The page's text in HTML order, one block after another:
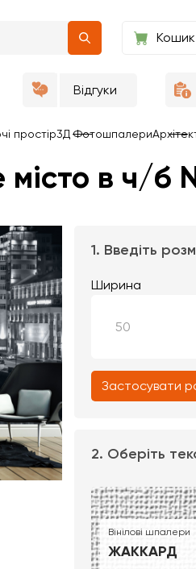
Кошик
Відгуки
простір3Д Фотошпалери
в ч/б
1. Введіть
Ширина
Застосувати
2. Оберіть
Вінілові шпалери
ЖАККАРД